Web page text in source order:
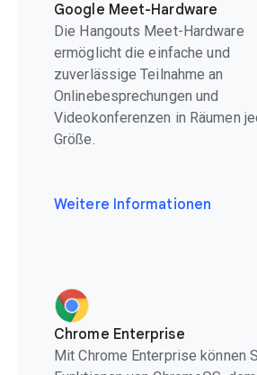
Google Meet-Hardware
Die Hangouts Meet-Hardware
ermöglicht die einfache und
zuverlässige Teilnahme an
Onlinebesprechungen und
Videokonferenzen in Räumen
Größe.
Weitere Informationen
Chrome Enterprise
Mit Chrome Enterprise können